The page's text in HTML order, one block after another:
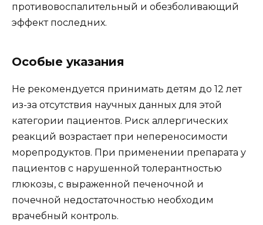
противовоспалительный и обезболивающий
эффект последних.
Особые указания
Не рекомендуется принимать детям до 12 лет
из-за отсутствия научных данных для этой
категории пациентов. Риск аллергических
реакций возрастает при непереносимости
морепродуктов. При применении препарата у
пациентов с нарушенной толерантностью
глюкозы, с выраженной печеночной и
почечной недостаточностью необходим
врачебный контроль.